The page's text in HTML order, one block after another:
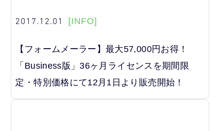
2017.12.01 [INFO]
【フォームメーラー】最大57,000円お得！
「Business版」36ヶ月ライセンスを期間限
定・特別価格にて12月1日より販売開始！